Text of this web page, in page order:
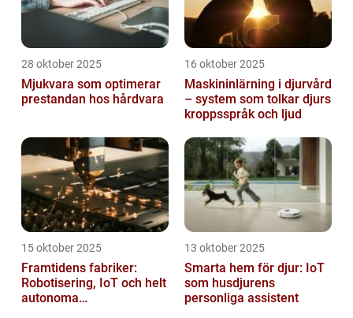
28 oktober 2025
Mjukvara som optimerar
prestandan hos hårdvara
16 oktober 2025
Maskininlärning i djurvård
– system som tolkar djurs
kroppsspråk och ljud
15 oktober 2025
Framtidens fabriker:
Robotisering, IoT och helt
autonoma
13 oktober 2025
Smarta hem för djur: IoT
som husdjurens
personliga assistent